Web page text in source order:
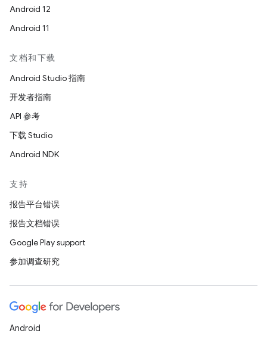
Android 12
Android 11
文档和下载
Android Studio 指南
开发者指南
API 参考
下载 Studio
Android NDK
支持
报告平台错误
报告文档错误
Google Play support
参加调查研究
Android